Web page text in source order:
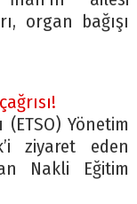
organ bağışı
Yönetim
ziyaret eden
Nakli Eğitim